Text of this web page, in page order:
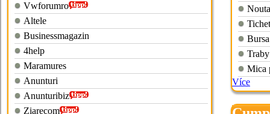
Vwforumro
Altele
Businessmagazin
4help
Maramures
Anunturi
Anunturibiz
Ziarecom
Mica
Více